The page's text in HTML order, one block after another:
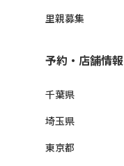
里親募集
予約・店舗情報
千葉県
埼玉県
東京都